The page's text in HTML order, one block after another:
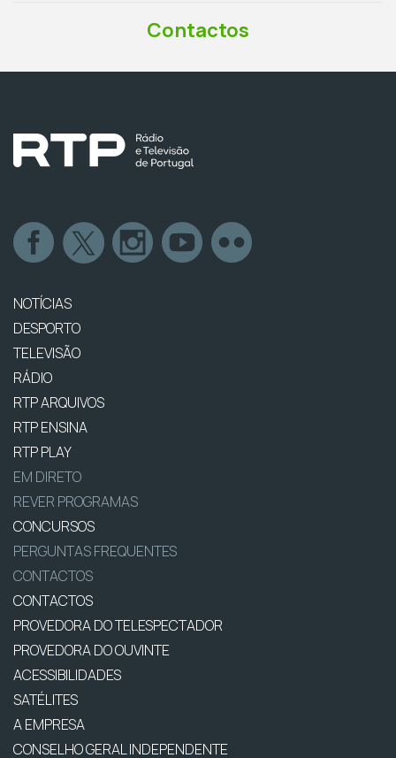
Contactos
NOTÍCIAS
DESPORTO
TELEVISÃO
RÁDIO
RTP ARQUIVOS
RTP ENSINA
RTP PLAY
EM DIRETO
REVER PROGRAMAS
CONCURSOS
PERGUNTAS FREQUENTES
CONTACTOS
CONTACTOS
PROVEDORA DO TELESPECTADOR
PROVEDORA DO OUVINTE
ACESSIBILIDADES
SATÉLITES
A EMPRESA
CONSELHO GERAL INDEPENDENTE